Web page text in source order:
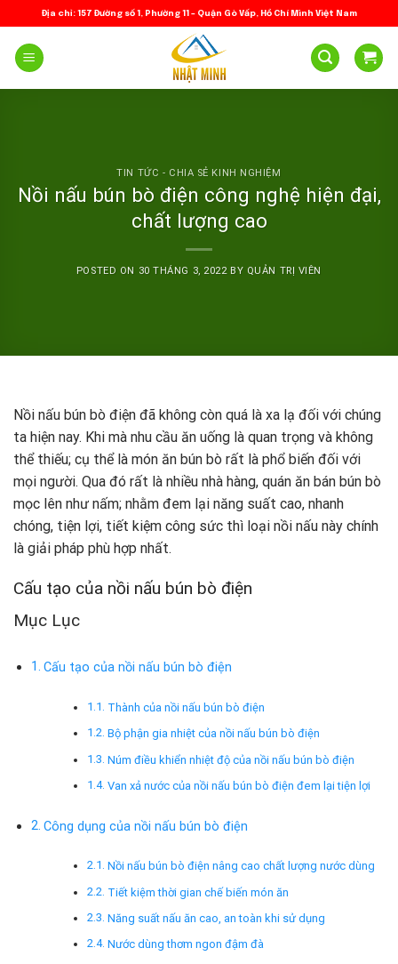
to
content
Địa chỉ: 157 Đường số 1, Phường 11 – Quận Gò Vấp, Hồ Chí Minh Việt Nam
TIN TỨC - CHIA SẺ KINH NGHIỆM
Nồi nấu bún bò điện công nghệ hiện đại,
chất lượng cao
POSTED ON 30 THÁNG 3, 2022BY QUẢN TRỊ VIÊN
Nồi nấu bún bò điện đã không còn quá là xa lạ đối với chúng
ta hiện nay. Khi mà nhu cầu ăn uống là quan trọng và không
thể thiếu; cụ thể là món ăn bún bò rất là phổ biến đối với
mọi người. Qua đó rất là nhiều nhà hàng, quán ăn bán bún bò
mọc lên như nấm; nhằm đem lại năng suất cao, nhanh
chóng, tiện lợi, tiết kiệm công sức thì loại nồi nấu này chính
là giải pháp phù hợp nhất.
Cấu tạo của nồi nấu bún bò điện
Mục Lục
Cấu tạo của nồi nấu bún bò điện
Thành của nồi nấu bún bò điện
Bộ phận gia nhiệt của nồi nấu bún bò điện
Núm điều khiển nhiệt độ của nồi nấu bún bò điện
Van xả nước của nồi nấu bún bò điện đem lại tiện lợi
Công dụng của nồi nấu bún bò điện
Nồi nấu bún bò điện nâng cao chất lượng nước dùng
Tiết kiệm thời gian chế biến món ăn
Năng suất nấu ăn cao, an toàn khi sử dụng
Nước dùng thơm ngon đậm đà